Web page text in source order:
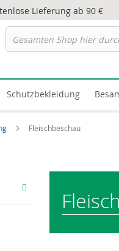
Lieferung ab 90 €
Schutzbekleidung
Fleischbeschau